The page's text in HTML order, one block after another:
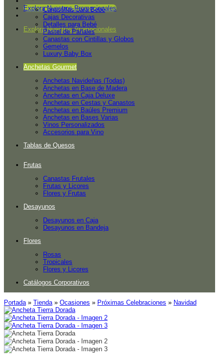
Explora Nuestros Promocionales
Explora Nuestros Promocionales
Canastillas para Bebé
Cajas Decorativas
Detalles para Bebé
Pastel de Pañales
Canastas con Cintillas y Globos
Gemelos
Luxury Baby Box
Anchetas Gourmet
Anchetas Navideñas (Todas)
Anchetas en Base de Madera
Anchetas en Caja Deluxe
Anchetas en Cestas y Canastos
Anchetas en Baúles Premium
Anchetas en Bases Varias
Vinos Personalizados
Accesorios para Vino
Tablas de Quesos
Frutas
Canastas Frutales
Frutas y Licores
Flores y Frutas
Desayunos
Desayunos en Caja
Desayunos en Bandeja
Flores
Rosas
Tropicales
Flores y Licores
Catálogos Corporativos
Portada » Tienda » Ocasiones » Próximas Celebraciones » Navidad